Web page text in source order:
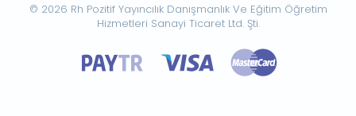
© 2026 Rh Pozitif Yayıncılık Danışmanlık Ve Eğitim Öğretim
Hizmetleri Sanayi Ticaret Ltd. Şti.